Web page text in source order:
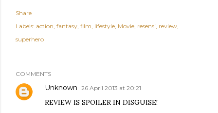
Share
Labels: action fantasy film lifestyle Movie resensi review
superhero
COMMENTS
Unknown 26 April 2013 at 20:21
REVIEW IS SPOILER IN DISGUISE!